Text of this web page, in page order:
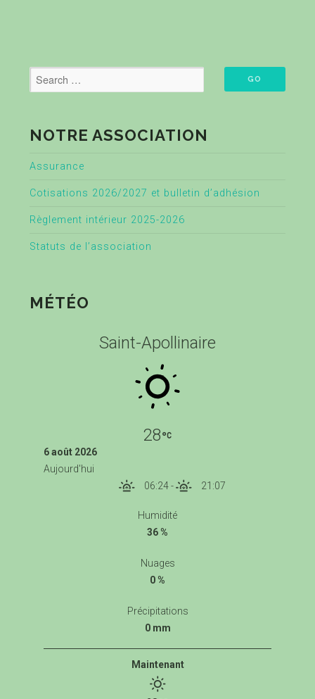
NOTRE ASSOCIATION
Assurance
Cotisations 2026/2027 et bulletin d’adhésion
Règlement intérieur 2025-2026
Statuts de l’association
MÉTÉO
Saint-Apollinaire
28
6 août 2026
Aujourd'hui
06:24- 21:07
Humidité
36 %
Nuages
0 %
Précipitations
0 mm
Maintenant